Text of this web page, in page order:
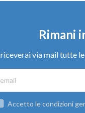
Rimani
riceverai via mail tutte
Accetto le condizioni